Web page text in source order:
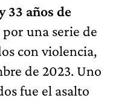
33 años de
por una serie de
con violencia,
de 2023. Uno
fue el asalto